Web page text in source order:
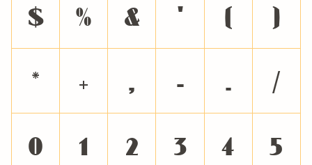
$ % & ' ( )
* + , - . /
0 1 2 3 4 5